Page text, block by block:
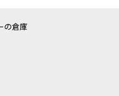
の倉庫